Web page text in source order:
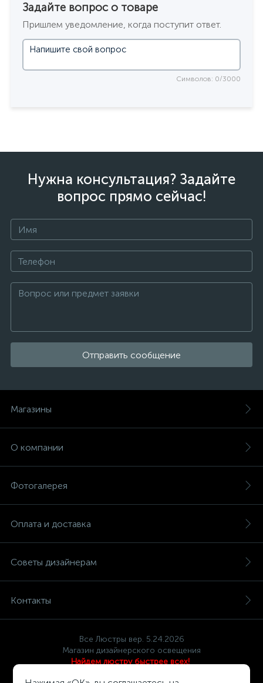
Задайте вопрос о товаре
Пришлем уведомление, когда поступит ответ.
Символов: 0/3000
Нужна консультация? Задайте
вопрос прямо сейчас!
Отправить сообщение
Магазины
О компании
Фотогалерея
Оплата и доставка
Советы дизайнерам
Контакты
Все Люстры вер. 5.24.2026
Магазин дизайнерского освещения
Найдем люстру быстрее всех!
Политика компании в отношении обработки персональных